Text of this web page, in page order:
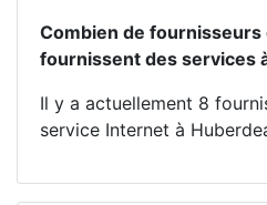
Combien de
fournissent des services
Il y a actuellement 8
service Internet à